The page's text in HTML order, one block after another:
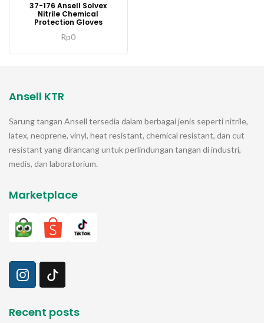
memiliki
varian.
dapat
di
halaman
produk
37-176 Ansell Solvex
Nitrile Chemical
Protection Gloves
Rp0
Produk
ini
memiliki
dapat
diambil
di
halaman
beberapa
varian.
Pilihan
dapat
halaman
produk
Ansell KTR
Sarung tangan Ansell tersedia dalam berbagai jenis seperti nitrile,
latex, neoprene, vinyl, heat resistant, chemical resistant, dan cut
resistant yang dirancang untuk perlindungan tangan di industri,
medis, dan laboratorium.
Marketplace
Recent posts